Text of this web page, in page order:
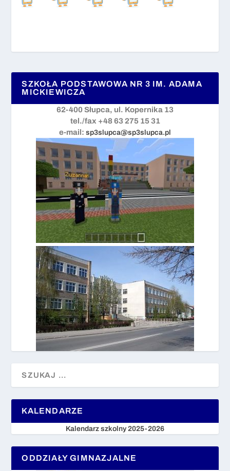
SZKOŁA PODSTAWOWA NR 3 IM. ADAMA
MICKIEWICZA
62-400 Słupca, ul. Kopernika 13
tel./fax +48 63 275 15 31
e-mail: sp3slupca@sp3slupca.pl
KALENDARZE
Kalendarz szkolny 2025-2026
ODDZIAŁY GIMNAZJALNE